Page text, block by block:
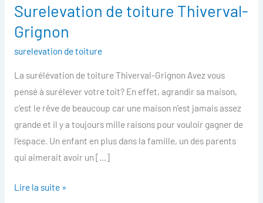
Surelevation de toiture Thiverval-
Grignon
surelevation de toiture
La surélévation de toiture Thiverval-Grignon Avez vous
pensé à surélever votre toit? En effet, agrandir sa maison,
c’est le rêve de beaucoup car une maison n’est jamais assez
grande et il y a toujours mille raisons pour vouloir gagner de
l’espace. Un enfant en plus dans la famille, un des parents
qui aimerait avoir un […]
Surelevation
de
toiture
Thiverval-
Grignon
Lire la suite »